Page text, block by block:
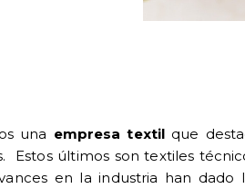
una empresa textil que
Estos últimos son textiles
en la industria han